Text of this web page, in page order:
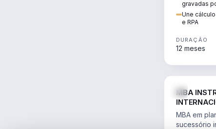
gravadas
Une
e RPA
DURAÇÃO
12 meses
MBA
MBA em
sucessório